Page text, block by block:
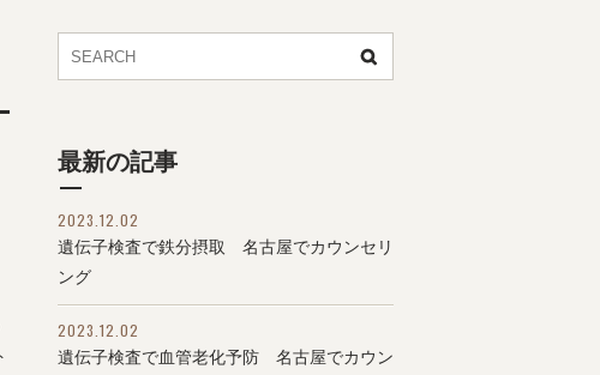
最新の記事
2023.12.02
遺伝子検査で鉄分摂取 名古屋でカウンセリ
ング
2023.12.02
遺伝子検査で血管老化予防 名古屋でカウン